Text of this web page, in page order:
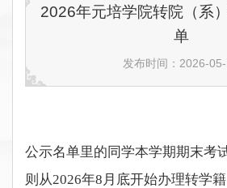
2026年元培学院转院（系
单
发布时间：2026-
公示名单里的同学本学期期末考
则从2026年8月底开始办理转学